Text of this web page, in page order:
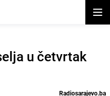
u četvrtak
Radiosarajevo.ba